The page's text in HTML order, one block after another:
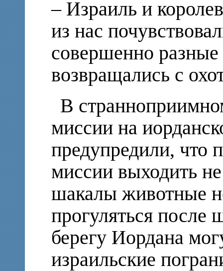
– Израиль и
из нас
совершенно
возвращались с
В
миссии на
предупредили, что
миссии выходить
шакалы животные
прогуляться после
берегу Иордана
израильские